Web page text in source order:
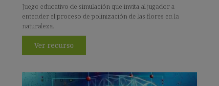
Juego educativo de simulación que invita al jugador a
entender el proceso de polinización de las flores en la
naturaleza.
Ver recurso